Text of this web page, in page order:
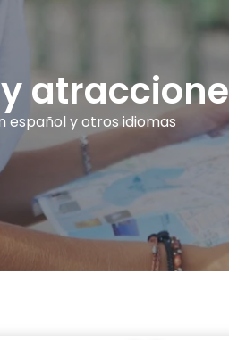
español y otros idiomas